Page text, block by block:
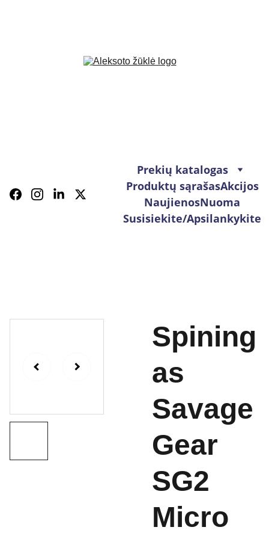
Prekių katalogas
Produktų sąrašasAkcijos
NaujienosNuoma
Susisiekite/Apsilankykite
Spining
as
Savage
Gear
SG2
Micro